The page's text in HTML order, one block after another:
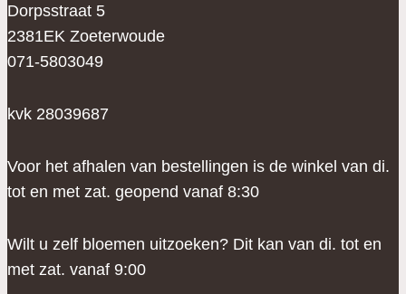
Dorpsstraat 5
2381EK Zoeterwoude
071-5803049
kvk 28039687
Voor het afhalen van bestellingen is de winkel van di.
tot en met zat. geopend vanaf 8:30
Wilt u zelf bloemen uitzoeken? Dit kan van di. tot en
met zat. vanaf 9:00